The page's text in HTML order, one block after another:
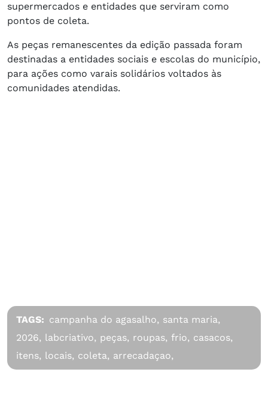
supermercados e entidades que serviram como
pontos de coleta.
As peças remanescentes da edição passada foram
destinadas a entidades sociais e escolas do município,
para ações como varais solidários voltados às
comunidades atendidas.
TAGS: campanha do agasalho, santa maria,
2026, labcriativo, peças, roupas, frio, casacos,
itens, locais, coleta, arrecadaçao,